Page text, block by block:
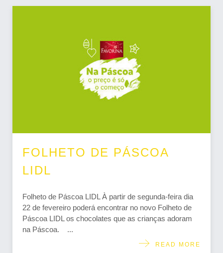
FOLHETO DE PÁSCOA
LIDL
Folheto de Páscoa LIDL À partir de segunda-feira dia
22 de fevereiro poderá encontrar no novo Folheto de
Páscoa LIDL os chocolates que as crianças adoram
na Páscoa. ...
READ MORE